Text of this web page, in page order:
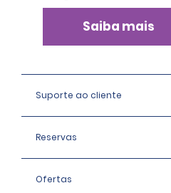
Saiba mais
Suporte ao cliente
Reservas
Ofertas